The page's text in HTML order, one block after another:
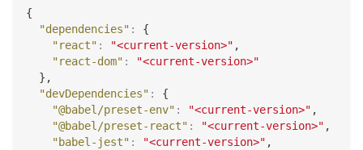
{
"dependencies" :
{
"react" : "<current-version>" ,
"react-dom" :
"<current-version>"
} ,
"devDependencies" :
{
"@babel/preset-env" : "<current-version>" ,
"@babel/preset-react" : "<current-version>" ,
"babel-jest" : "<current-version>" ,